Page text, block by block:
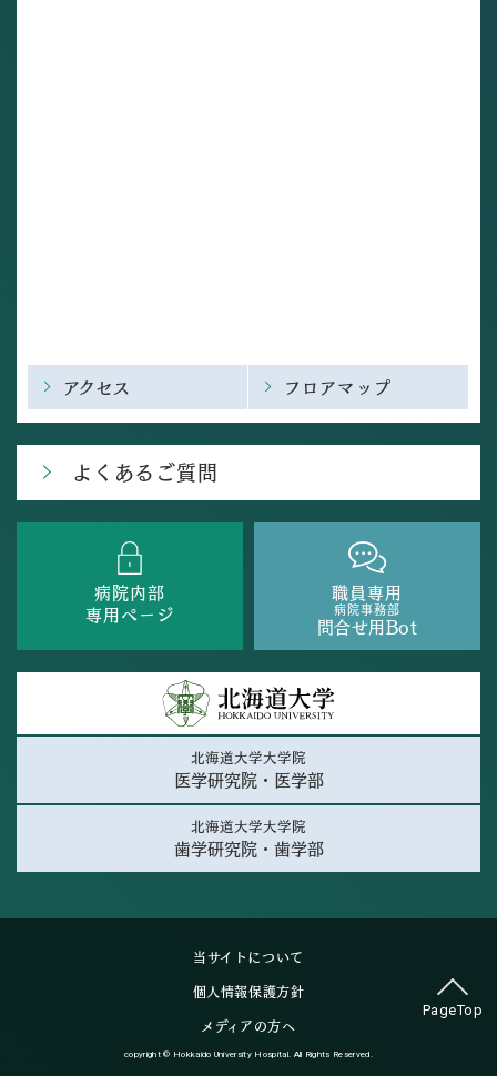
アクセス フロアマップ
よくあるご質問
病院内部
専用ページ
職員専用
病院事務部
問合せ用Bot
北海道大学大学院
医学研究院・医学部
北海道大学大学院
歯学研究院・歯学部
PageTop
当サイトについて
個人情報保護方針
メディアの方へ
copyright © Hokkaido University Hospital. All Rights Reserved.